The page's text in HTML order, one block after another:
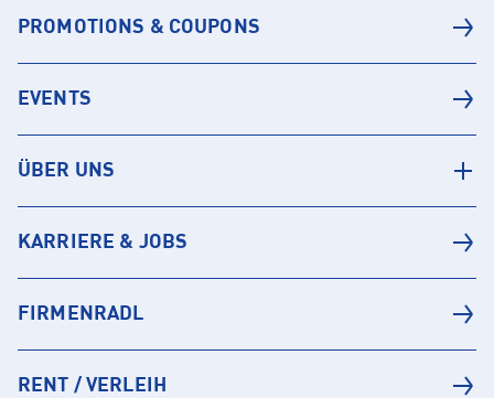
PROMOTIONS & COUPONS
EVENTS
ÜBER UNS
KARRIERE & JOBS
FIRMENRADL
RENT / VERLEIH